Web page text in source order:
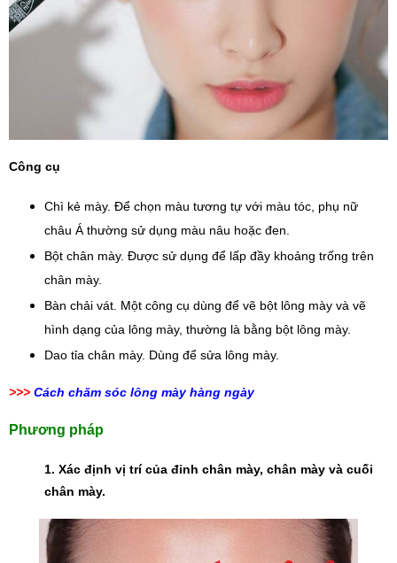
Công cụ
Chì kẻ mày. Để chọn màu tương tự với màu tóc, phụ nữ
châu Á thường sử dụng màu nâu hoặc đen.
Bột chân mày. Được sử dụng để lấp đầy khoảng trống trên
chân mày.
Bàn chải vát. Một công cụ dùng để vẽ bột lông mày và vẽ
hình dạng của lông mày, thường là bằng bột lông mày.
Dao tỉa chân mày. Dùng để sửa lông mày.
>>> Cách chăm sóc lông mày hàng ngày
Phương pháp
1. Xác định vị trí của đỉnh chân mày, chân mày và cuối
chân mày.